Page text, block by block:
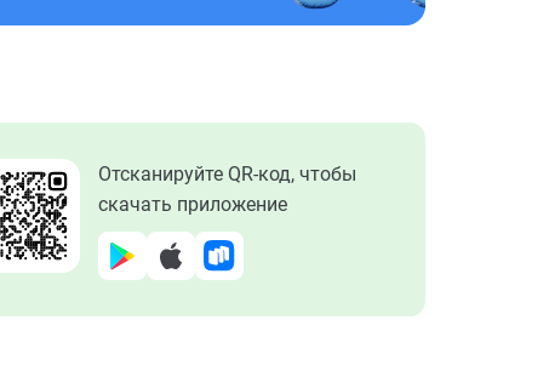
Отсканируйте QR-код, чтобы
скачать приложение